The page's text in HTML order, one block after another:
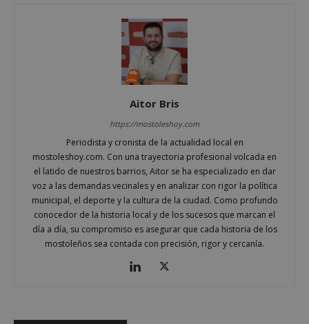
Aitor Bris
https://mostoleshoy.com
Periodista y cronista de la actualidad local en
mostoleshoy.com. Con una trayectoria profesional volcada en
el latido de nuestros barrios, Aitor se ha especializado en dar
voz a las demandas vecinales y en analizar con rigor la política
municipal, el deporte y la cultura de la ciudad. Como profundo
conocedor de la historia local y de los sucesos que marcan el
día a día, su compromiso es asegurar que cada historia de los
mostoleños sea contada con precisión, rigor y cercanía.
Cookies de funcionalidad
Cookies no clasificadas
Las cookies estrictamente necesarias permiten la
inicio de sesión de usuario y la gestión de cuentas.
las cookies estrictamente necesarias.
Proveedor/
Dominio
__cf_bm
Cloudflare Inc.
.x.com
29 minutos
56